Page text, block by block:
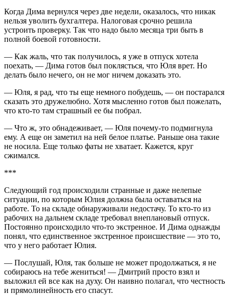
Когда Дима вернулся через две недели, оказалось, что никак
нельзя уволить бухгалтера. Налоговая срочно решила
устроить проверку. Так что надо было месяца три быть в
полной боевой готовности.
— Как жаль, что так получилось, я уже в отпуск хотела
поехать, — Дима готов был поклясться, что Юля врет. Но
делать было нечего, он не мог ничем доказать это.
— Юля, я рад, что ты еще немного побудешь, — он постарался
сказать это дружелюбно. Хотя мысленно готов был пожелать,
что кто-то там страшный ее бы побрал.
— Что ж, это обнадеживает, — Юля почему-то подмигнула
ему. А еще он заметил на ней белое платье. Раньше она такие
не носила. Еще только фаты не хватает. Кажется, круг
сжимался.
***
Следующий год происходили странные и даже нелепые
ситуации, по которым Юлия должна была оставаться на
работе. То на складе обнаруживали недостачу. То кто-то из
рабочих на дальнем складе требовал внеплановый отпуск.
Постоянно происходило что-то экстренное. И Дима однажды
понял, что единственное экстренное происшествие — это то,
что у него работает Юлия.
— Послушай, Юля, так больше не может продолжаться, я не
собираюсь на тебе жениться! — Дмитрий просто взял и
выложил ей все как на духу. Он наивно полагал, что честность
и прямолинейность его спасут.